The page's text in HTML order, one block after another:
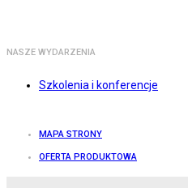
NASZE WYDARZENIA
Szkolenia i konferencje
MAPA STRONY
OFERTA PRODUKTOWA